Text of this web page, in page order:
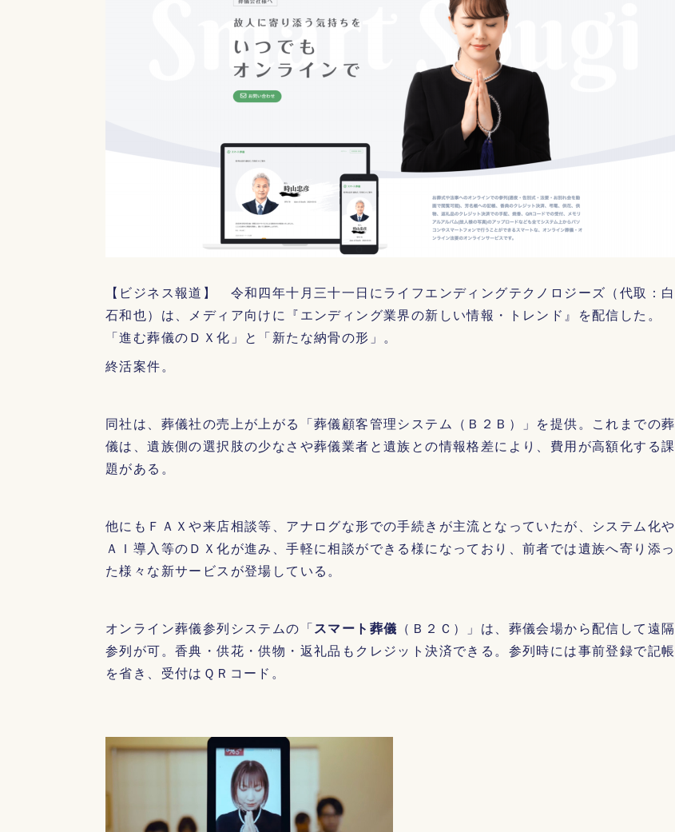
【ビジネス報道】 令和四年十月三十一日にライフエンディングテクノロジーズ（代取：白
石和也）は、メディア向けに『エンディング業界の新しい情報・トレンド』を配信した。
「進む葬儀のＤＸ化」と「新たな納骨の形」。
終活案件。
同社は、葬儀社の売上が上がる「葬儀顧客管理システム（Ｂ２Ｂ）」を提供。これまでの葬
儀は、遺族側の選択肢の少なさや葬儀業者と遺族との情報格差により、費用が高額化する課
題がある。
他にもＦＡＸや来店相談等、アナログな形での手続きが主流となっていたが、システム化や
ＡＩ導入等のＤＸ化が進み、手軽に相談ができる様になっており、前者では遺族へ寄り添っ
た様々な新サービスが登場している。
オンライン葬儀参列システムの「スマート葬儀 （Ｂ２Ｃ）」は、葬儀会場から配信して遠隔
参列が可。香典・供花・供物・返礼品もクレジット決済できる。参列時には事前登録で記帳
を省き、受付はＱＲコード。